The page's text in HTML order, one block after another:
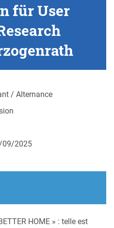
für User
/ Alternance
09/2025
HOME » : telle est